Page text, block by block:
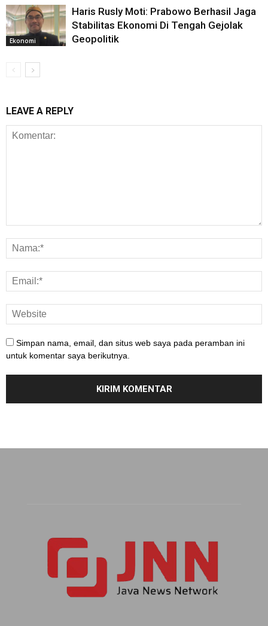
Ekonomi
Haris Rusly Moti: Prabowo Berhasil Jaga
Stabilitas Ekonomi Di Tengah Gejolak
Geopolitik
LEAVE A REPLY
Simpan nama, email, dan situs web saya pada peramban ini
untuk komentar saya berikutnya.